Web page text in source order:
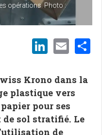
opérations. Photo :
Krono dans la
plastique vers
pour ses
sol stratifié. Le
de